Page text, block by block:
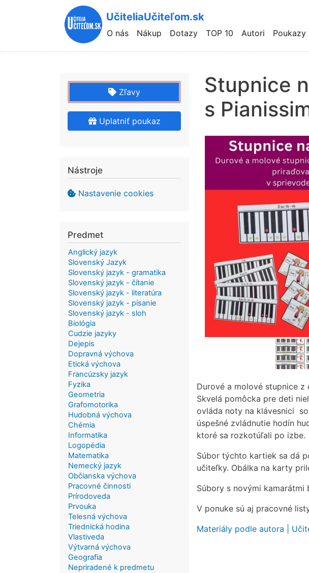
UčiteliaUčiteľom.sk
Hlavní
navigace
O nás Nákup Dotazy TOP 10 Autori Poukazy
Stupnice
s
Durové a molové stupnice z
Skvelá pomôcka pre deti
ovláda noty na klávesnici
úspešné zvládnutie hodín
ktoré sa rozkotúľali po izbe.
Súbor týchto kartiek sa dá
učiteľky. Obálka na karty
Súbory s novými
V ponuke sú aj pracovné
Materiály podle autora |
Zľavy
Uplatniť poukaz
Nástroje
Nastavenie cookies
Predmet
Anglický jazyk
Slovenský Jazyk
Slovenský jazyk - gramatika
Slovenský jazyk - čítanie
Slovenský jazyk - literatúra
Slovenský jazyk - písanie
Slovenský jazyk - sloh
Biológia
Cudzie jazyky
Dejepis
Dopravná výchova
Etická výchova
Francúzsky jazyk
Fyzika
Geometria
Grafomotorika
Hudobná výchova
Chémia
Informatika
Logopédia
Matematika
Nemecký jazyk
Občianska výchova
Pracovné činnosti
Prírodoveda
Prvouka
Telesná výchova
Triednická hodina
Vlastiveda
Výtvarná výchova
Geografia
Nepriradené k predmetu